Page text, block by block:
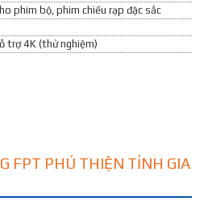
phim bộ, phim chiếu rạp đặc sắc
trợ 4K (thử nghiệm)
FPT PHÚ THIỆN TỈNH GIA